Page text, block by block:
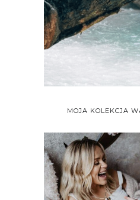
MOJA KOLEKCJA